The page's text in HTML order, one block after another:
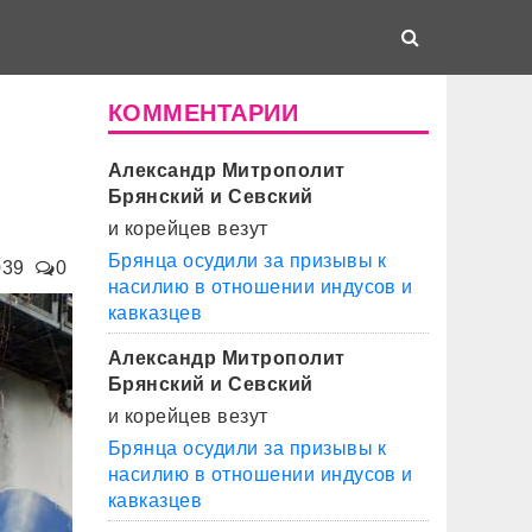
0
КОММЕНТАРИИ
Александр Митрополит
Брянский и Севский
и корейцев везут
Брянца осудили за призывы к
насилию в отношении индусов и
кавказцев
Александр Митрополит
Брянский и Севский
и корейцев везут
Брянца осудили за призывы к
насилию в отношении индусов и
кавказцев